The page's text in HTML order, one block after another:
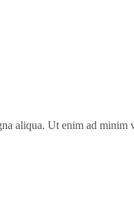
aliqua. Ut enim ad